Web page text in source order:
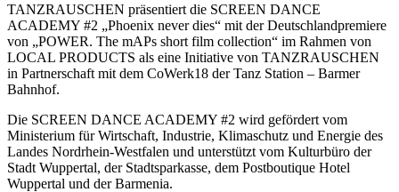
TANZRAUSCHEN präsentiert die SCREEN DANCE
ACADEMY #2 „Phoenix never dies“ mit der Deutschlandpremiere
von „POWER. The mAPs short film collection“ im Rahmen von
LOCAL PRODUCTS als eine Initiative von TANZRAUSCHEN
in Partnerschaft mit dem CoWerk18 der Tanz Station – Barmer
Bahnhof.
Die SCREEN DANCE ACADEMY #2 wird gefördert vom
Ministerium für Wirtschaft, Industrie, Klimaschutz und Energie des
Landes Nordrhein-Westfalen und unterstützt vom Kulturbüro der
Stadt Wuppertal, der Stadtsparkasse, dem Postboutique Hotel
Wuppertal und der Barmenia.